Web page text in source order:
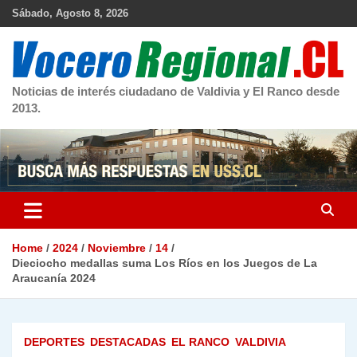
Skip
Sábado, Agosto 8, 2026
Noticias de interés ciudadano de Valdivia y El Ranco desde
2013.
Home 2024 Noviembre
14
Dieciocho medallas suma Los Ríos en los Juegos de La
Araucanía 2024
DEPORTES DESTACADAS EL RANCO VALDIVIA